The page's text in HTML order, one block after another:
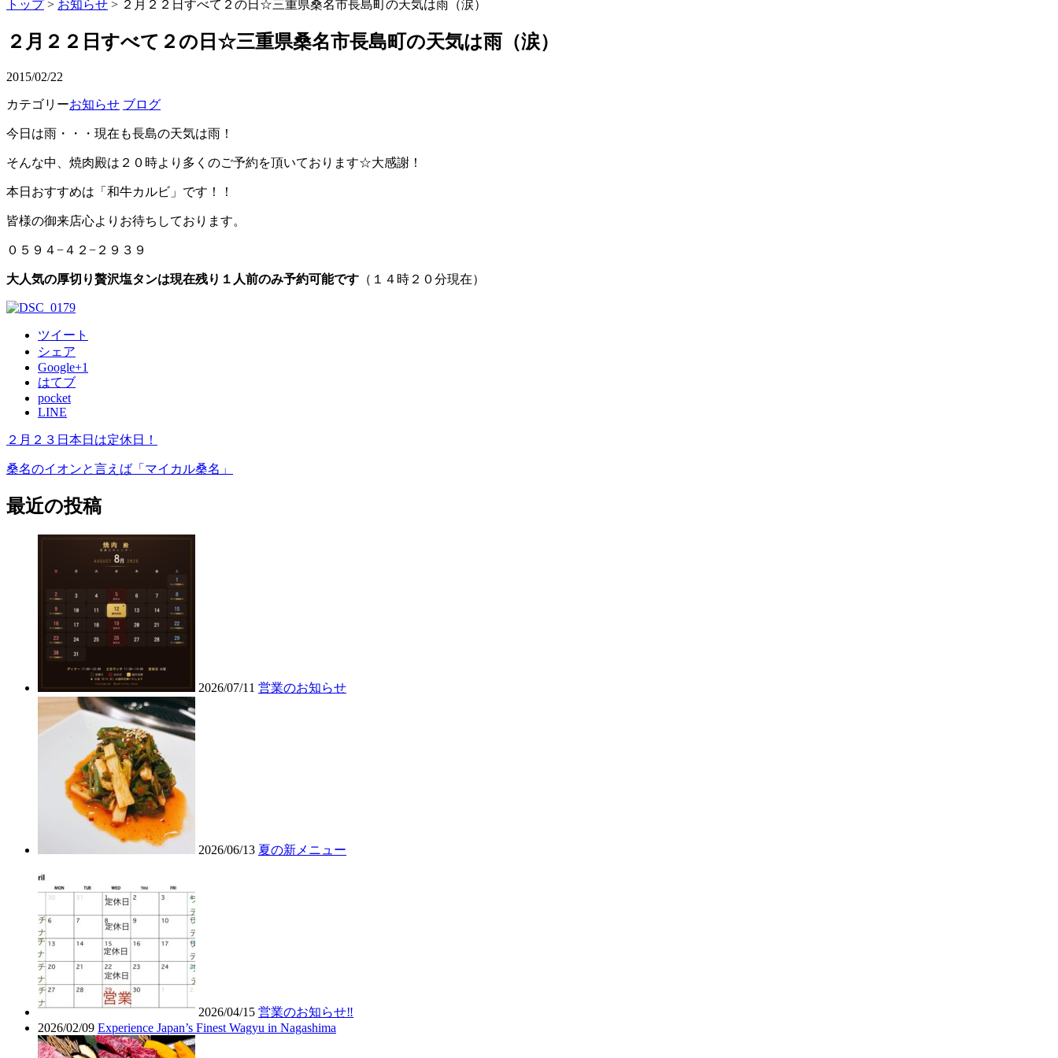
トップ > お知らせ > ２月２２日すべて２の日☆三重県桑名市長島町の天気は雨（涙）
２月２２日すべて２の日☆三重県桑名市長島町の天気は雨（涙）
2015/02/22
カテゴリーお知らせ ブログ
今日は雨・・・現在も長島の天気は雨！
そんな中、焼肉殿は２０時より多くのご予約を頂いております☆大感謝！
本日おすすめは「和牛カルビ」です！！
皆様の御来店心よりお待ちしております。
０５９４−４２−２９３９
大人気の厚切り贅沢塩タンは現在残り１人前のみ予約可能です （１４時２０分現在）
ツイート
シェア
Google+1
はてブ
pocket
LINE
２月２３日本日は定休日！
桑名のイオンと言えば「マイカル桑名」
最近の投稿
2026/07/11 営業のお知らせ
2026/06/13 夏の新メニュー
2026/04/15 営業のお知らせ‼︎
2026/02/09 Experience Japan’s Finest Wagyu in Nagashima